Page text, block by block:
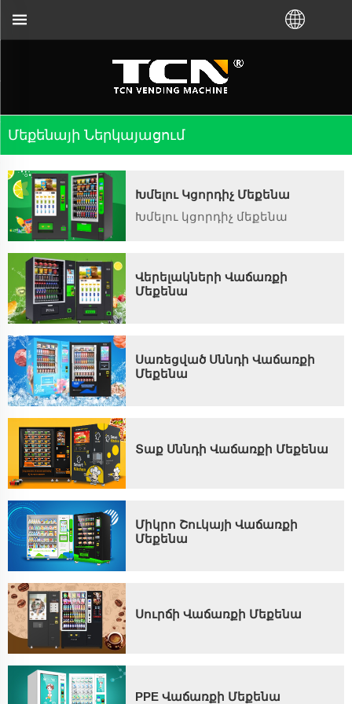
Մեքենայի Ներկայացում
Խմելու Կցորդիչ Մեքենա
Խմելու կցորդիչ մեքենա
Վերելակների Վաճառքի
Մեքենա
Սառեցված Սննդի Վաճառքի
Մեքենա
Տաք Սննդի Վաճառքի Մեքենա
Միկրո Շուկայի Վաճառքի
Մեքենա
Սուրճի Վաճառքի Մեքենա
PPE Վաճառքի Մեքենա
մեքենաների ուղղորդման և